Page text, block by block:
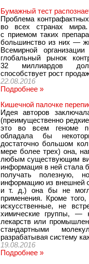
Бумажный тест
Проблема
во всех странах
с приемом таких
большинство из них —
Всемирной
глобальный рынок
32 миллиардов
способствует рост
22.08.2016
Подробнее »
Кишечной палочке
Идея авторов
(преимущественно
это во всем геноме
обладала бы
достаточно большом
мере более трех) она,
любым существующим
информация в ней стала
получать полезную,
информацию из внешней
и т. д.) она бы не
применения. Кроме
искусственные, не
химические группы, —
лекарств или
стандартными
разрабатывая систему
19.08.2016
Подробнее »